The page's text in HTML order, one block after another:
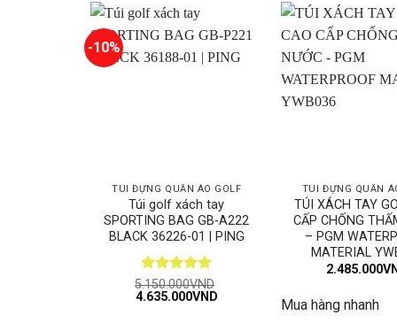
-10%
TÚI ĐỰNG QUẦN ÁO GOLF
Túi golf xách tay
SPORTING BAG GB-A222
BLACK 36226-01 | PING
Được xếp
hạng55
5.150.000VND
Giá
4.635.000VNDGiá
TÚI ĐỰNG QUẦN
TÚI XÁCH TAY
CẤP CHỐNG
– PGM
MATERIAL
2.485.000
Mua hàng nhanh